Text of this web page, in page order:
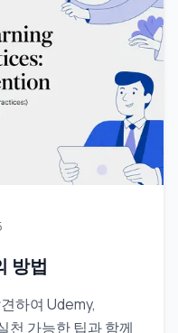
방법
하여 Udemy,
가능한 팁과 함께